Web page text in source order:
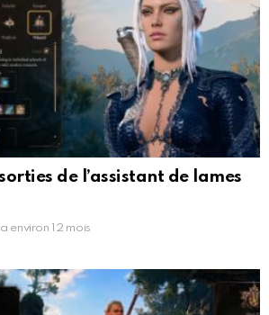
de l’assistant de lames
a environ 12 mois